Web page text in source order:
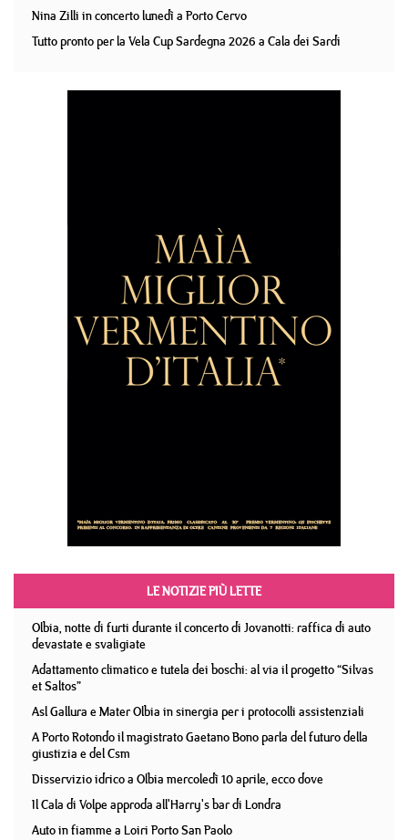
Nina Zilli in concerto lunedì a Porto Cervo
Tutto pronto per la Vela Cup Sardegna 2026 a Cala dei Sardi
LE NOTIZIE PIÙ LETTE
Olbia, notte di furti durante il concerto di Jovanotti: raffica di auto
devastate e svaligiate
Adattamento climatico e tutela dei boschi: al via il progetto “Silvas
et Saltos”
Asl Gallura e Mater Olbia in sinergia per i protocolli assistenziali
A Porto Rotondo il magistrato Gaetano Bono parla del futuro della
giustizia e del Csm
Disservizio idrico a Olbia mercoledì 10 aprile, ecco dove
Il Cala di Volpe approda all'Harry's bar di Londra
Auto in fiamme a Loiri Porto San Paolo